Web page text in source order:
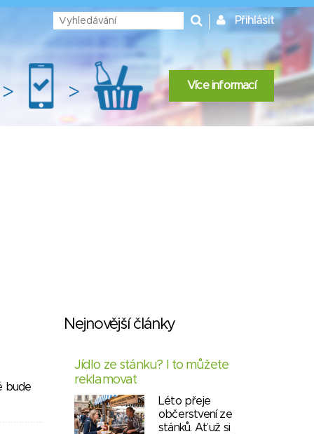
Přihlásit
> > Více informací
bude
Nejnovější články
Jídlo ze stánku? I to můžete
reklamovat
Léto přeje
občerstvení ze
stánků. Ať už si